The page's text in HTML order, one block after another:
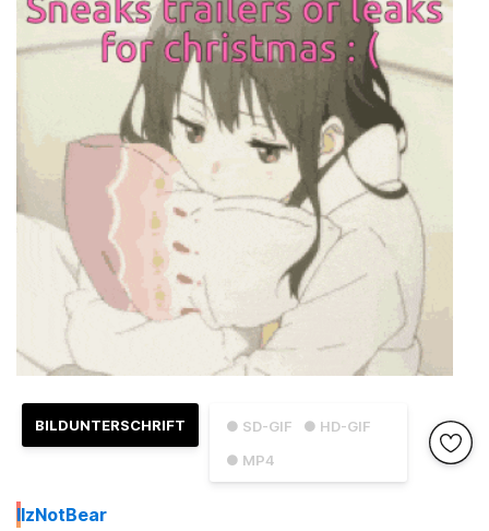
● SD-GIF
● HD-GIF
● MP4
BILDUNTERSCHRIFT
IIzNotBear